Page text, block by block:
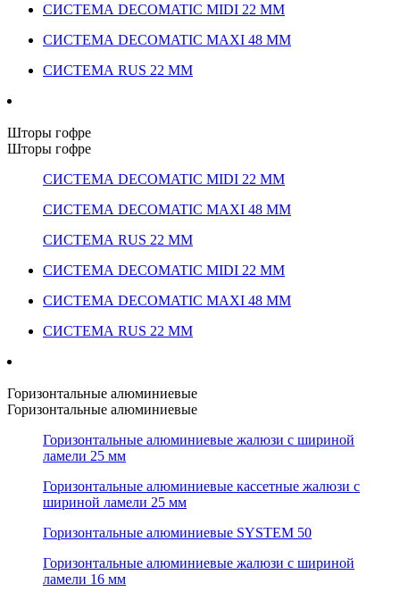
СИСТЕМА DECOMATIC MIDI 22 ММ
СИСТЕМА DECOMATIC MAXI 48 ММ
СИСТЕМА RUS 22 ММ
Шторы гофре
Шторы гофре
СИСТЕМА DECOMATIC MIDI 22 ММ
СИСТЕМА DECOMATIC MAXI 48 ММ
СИСТЕМА RUS 22 ММ
СИСТЕМА DECOMATIC MIDI 22 ММ
СИСТЕМА DECOMATIC MAXI 48 ММ
СИСТЕМА RUS 22 ММ
Горизонтальные алюминиевые
Горизонтальные алюминиевые
Горизонтальные алюминиевые жалюзи с шириной
ламели 25 мм
Горизонтальные алюминиевые кассетные жалюзи с
шириной ламели 25 мм
Горизонтальные алюминиевые SYSTEM 50
Горизонтальные алюминиевые жалюзи с шириной
ламели 16 мм